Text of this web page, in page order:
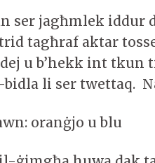
ser jagħmlek iddur
tagħraf aktar
u b’hekk int tkun
li ser twettaq.
oranġjo u blu